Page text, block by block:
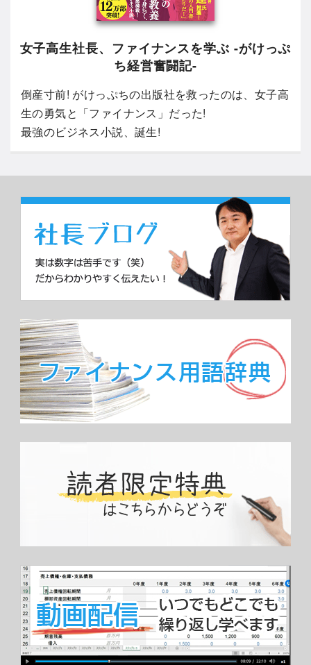
女子高生社長、ファイナンスを学ぶ -がけっぷ
ち経営奮闘記-
倒産寸前! がけっぷちの出版社を救ったのは、女子高
生の勇気と「ファイナンス」だった!
最強のビジネス小説、誕生!